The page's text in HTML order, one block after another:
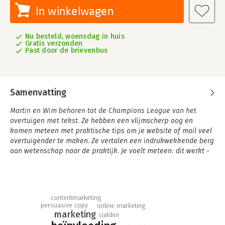
In winkelwagen
Nu besteld, woensdag in huis
Gratis verzonden
Past door de brievenbus
Samenvatting
Martin en Wim behoren tot de Champions League van het
overtuigen met tekst. Ze hebben een vlijmscherp oog en
komen meteen met praktische tips om je website of mail veel
overtuigender te maken. Ze vertalen een indrukwekkende berg
aan wetenschap naar de praktijk. Je voelt meteen: dit werkt -
jezelf of zet je je lezer centraal? Je leert structuur aan te
brengen in je teksten, zodat je verschillende typen lezers
aanspreekt. Je doet kennis op over het brein en leert bewezen
marketing
persuasive copy
contentmarketing
online marketing
cialdini